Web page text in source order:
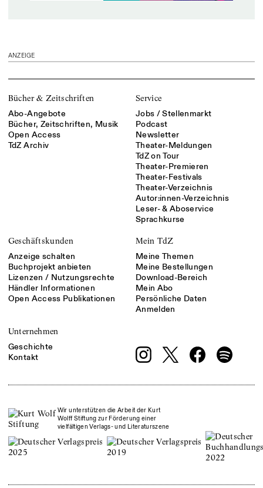
ANZEIGE
Bücher & Zeitschriften
Abo-Angebote
Bücher, Zeitschriften, Musik
Open Access
TdZ Archiv
Service
Jobs / Stellenmarkt
Podcast
Newsletter
Theater-Meldungen
TdZ on Tour
Theater-Premieren
Theater-Festivals
Theater-Verzeichnis
Autor:innen-Verzeichnis
Leser- & Aboservice
Sprachkurse
Geschäftskunden
Anzeige schalten
Buchprojekt anbieten
Lizenzen / Nutzungsrechte
Händler Informationen
Open Access Publikationen
Mein TdZ
Meine Themen
Meine Bestellungen
Download-Bereich
Mein Abo
Persönliche Daten
Anmelden
Unternehmen
Geschichte
Kontakt
Wir unterstützen die Arbeit der Kurt
Wolff Stiftung zur Förderung einer
vielfältigen Verlags- und Literaturszene